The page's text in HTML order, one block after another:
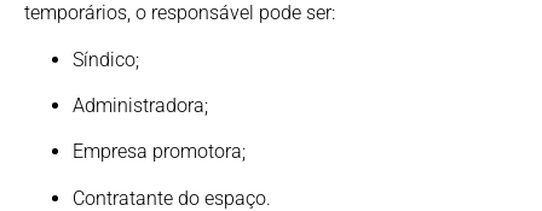
temporários, o responsável pode ser:
Síndico;
Administradora;
Empresa promotora;
Contratante do espaço.